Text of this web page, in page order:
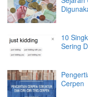
10
Sering
Cerpen